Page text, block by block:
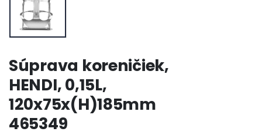
Súprava koreničiek,
HENDI, 0,15L,
120x75x(H)185mm
465349